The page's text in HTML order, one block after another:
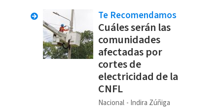
Te Recomendamos
Cuáles serán las
comunidades
afectadas por
cortes de
electricidad de la
CNFL
Nacional Indira Zúñiga